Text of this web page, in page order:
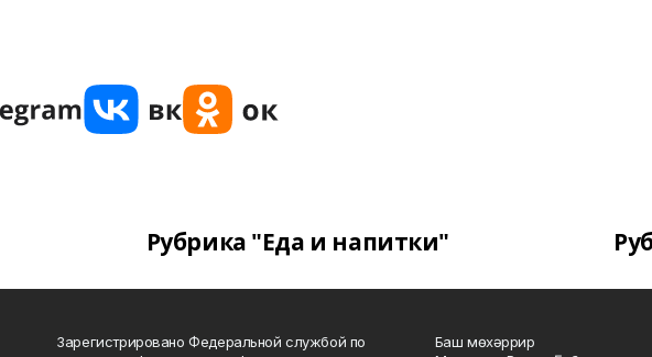
Рубрика "Еда и напитки"
Зарегистрировано Федеральной службой по
Баш мөхәррир